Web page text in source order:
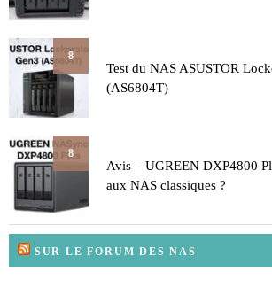
8
Test du NAS ASUSTOR
(AS6804T)
8
Avis – UGREEN DXP4800
aux NAS classiques ?
SUR LE FORUM DES NAS